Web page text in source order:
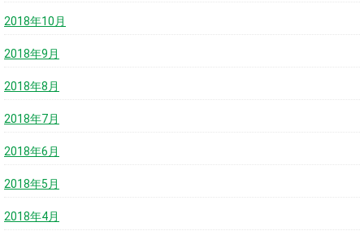
2018年10月
2018年9月
2018年8月
2018年7月
2018年6月
2018年5月
2018年4月